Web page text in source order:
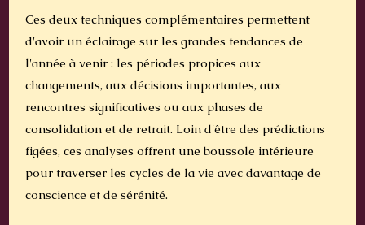
Ces deux techniques complémentaires permettent
d'avoir un éclairage sur les grandes tendances de
l'année à venir : les périodes propices aux
changements, aux décisions importantes, aux
rencontres significatives ou aux phases de
consolidation et de retrait. Loin d'être des prédictions
figées, ces analyses offrent une boussole intérieure
pour traverser les cycles de la vie avec davantage de
conscience et de sérénité.